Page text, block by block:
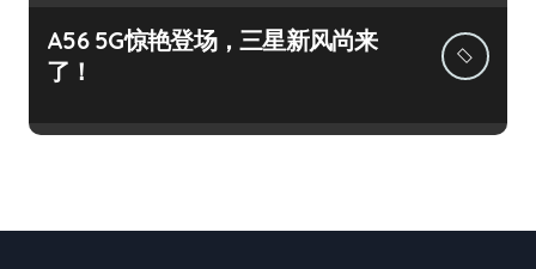
A56 5G惊艳登场，三星新风尚来
了！